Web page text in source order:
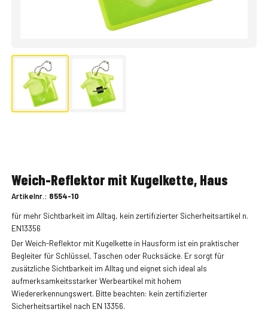
Weich-Reflektor mit Kugelkette, Haus
Artikelnr.: 8554-10
für mehr Sichtbarkeit im Alltag, kein zertifizierter Sicherheitsartikel n.
EN13356
Der Weich-Reflektor mit Kugelkette in Hausform ist ein praktischer
Begleiter für Schlüssel, Taschen oder Rucksäcke. Er sorgt für
zusätzliche Sichtbarkeit im Alltag und eignet sich ideal als
aufmerksamkeitsstarker Werbeartikel mit hohem
Wiedererkennungswert. Bitte beachten: kein zertifizierter
Sicherheitsartikel nach EN 13356.